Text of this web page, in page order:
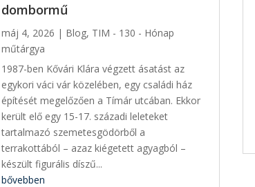
dombormű
máj 4, 2026 | Blog, TIM - 130 - Hónap
műtárgya
1987-ben Kővári Klára végzett ásatást az
egykori váci vár közelében, egy családi ház
építését megelőzően a Tímár utcában. Ekkor
került elő egy 15-17. századi leleteket
tartalmazó szemetesgödörből a
terrakottából – azaz kiégetett agyagból –
készült figurális díszű...
bővebben